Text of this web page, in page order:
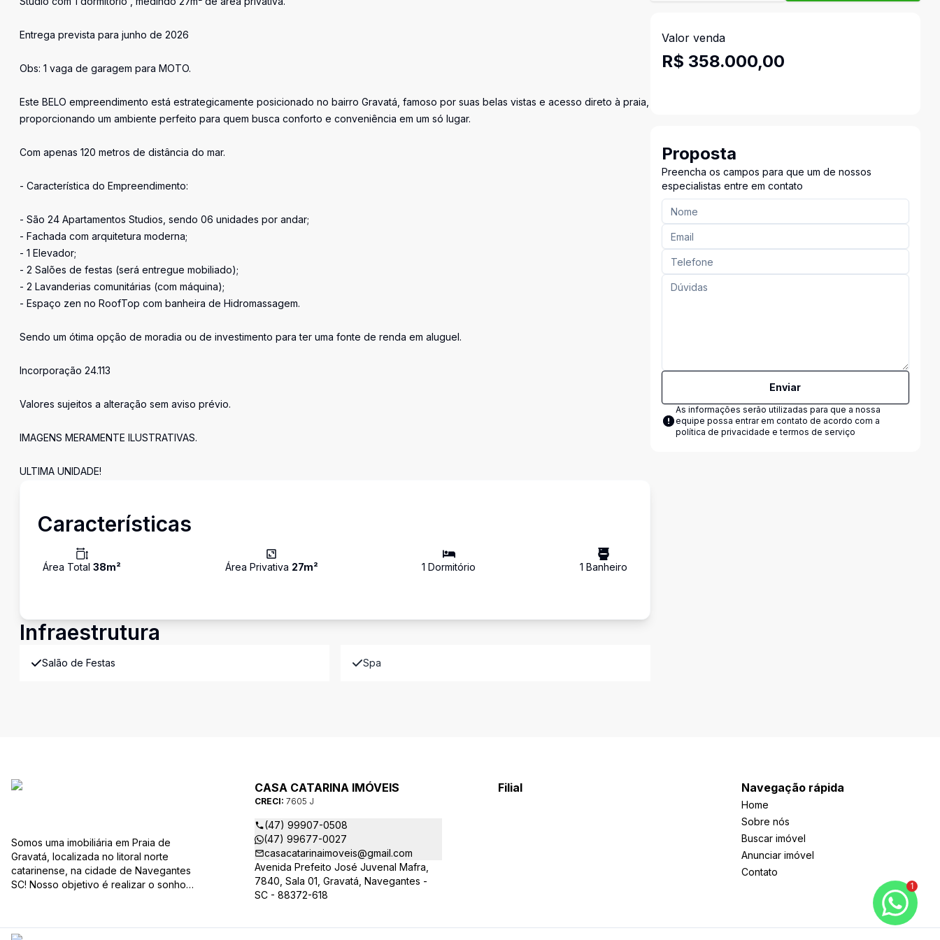
Entrega prevista para junho de 2026
Obs: 1 vaga de garagem para MOTO.
Este BELO empreendimento está estrategicamente posicionado no bairro Gravatá, famoso por suas belas vistas e acesso direto à praia,
proporcionando um ambiente perfeito para quem busca conforto e conveniência em um só lugar.
Com apenas 120 metros de distância do mar.
- Característica do Empreendimento:
- São 24 Apartamentos Studios, sendo 06 unidades por andar;
- Fachada com arquitetura moderna;
- 1 Elevador;
- 2 Salões de festas (será entregue mobiliado);
- 2 Lavanderias comunitárias (com máquina);
- Espaço zen no RoofTop com banheira de Hidromassagem.
Sendo um ótima opção de moradia ou de investimento para ter uma fonte de renda em aluguel.
Incorporação 24.113
Valores sujeitos a alteração sem aviso prévio.
IMAGENS MERAMENTE ILUSTRATIVAS.
ULTIMA UNIDADE!
Características
Área Total 38m² Área Privativa 27m² 1 Dormitório 1 Banheiro
Infraestrutura
Salão de Festas Spa
Valor venda
R$ 358.000,00
Proposta
Preencha os campos para que um de nossos
especialistas entre em contato
Enviar
As informações serão utilizadas para que a nossa
equipe possa entrar em contato de acordo com a
política de privacidade e termos de serviço
Somos uma imobiliária em Praia de
Gravatá, localizada no litoral norte
catarinense, na cidade de Navegantes
SC! Nosso objetivo é realizar o sonho
crescimento do mesmo com ética,
CASA CATARINA IMÓVEIS
CRECI: 7605 J
(47) 99907-0508
(47) 99677-0027
casacatarinaimoveis@gmail.com
Avenida Prefeito José Juvenal Mafra,
7840, Sala 01, Gravatá, Navegantes -
SC - 88372-618
Filial Navegação rápida
Home
Sobre nós
Buscar imóvel
Anunciar imóvel
Contato
1